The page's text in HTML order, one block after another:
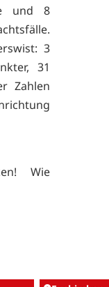
und 8
3
31
Zahlen
Wie